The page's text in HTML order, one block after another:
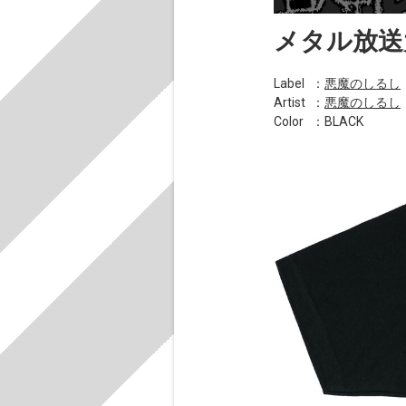
メタル放
Label ： 悪魔のしるし
Artist
： 悪魔のしるし
Color
：BLACK